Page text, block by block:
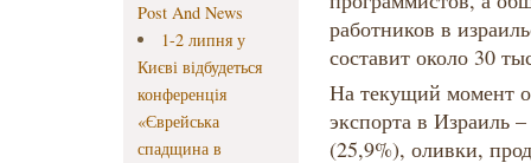
Post And News
1-2 липня у
Києві відбудеться
конференція
«Єврейська
спадщина в
работников в
составит около 30
На текущий момент
экспорта в Израиль
(25,9%), оливки,